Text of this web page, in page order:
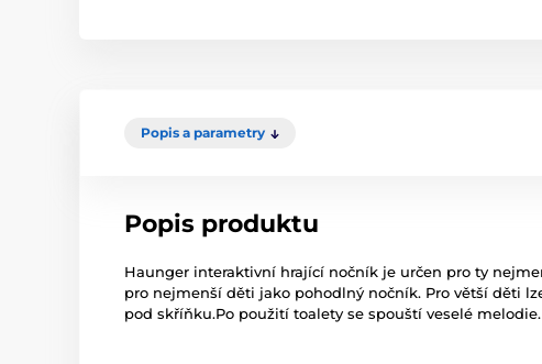
Popis a parametry
Popis produktu
Haunger interaktivní hrající nočník je určen pro ty
pro nejmenší děti jako pohodlný nočník. Pro větší děti
pod skříňku.Po použití toalety se spouští veselé